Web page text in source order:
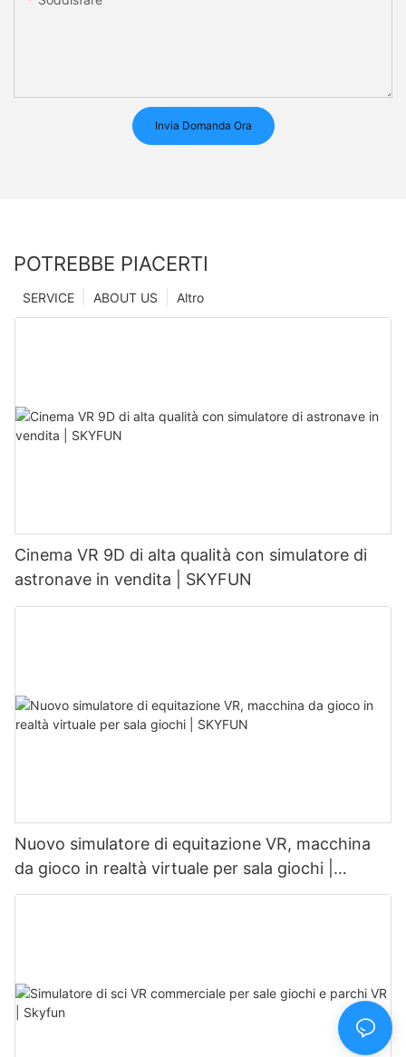
Invia Domanda Ora
POTREBBE PIACERTI
Altro
ABOUT US
SERVICE
Cinema VR 9D di alta qualità con simulatore di
astronave in vendita | SKYFUN
Nuovo simulatore di equitazione VR, macchina
da gioco in realtà virtuale per sala giochi |
SKYFUN